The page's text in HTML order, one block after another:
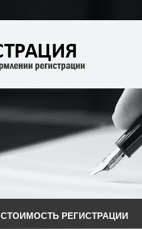
СТОИМОСТЬ РЕГИСТРАЦИИ